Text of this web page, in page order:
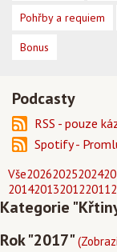
Vše202620252024
2014201320122011
Kategorie
Rok "2017"
Pohřby a requiem
Bonus
Podcasty
RSS - pouze
Spotify -